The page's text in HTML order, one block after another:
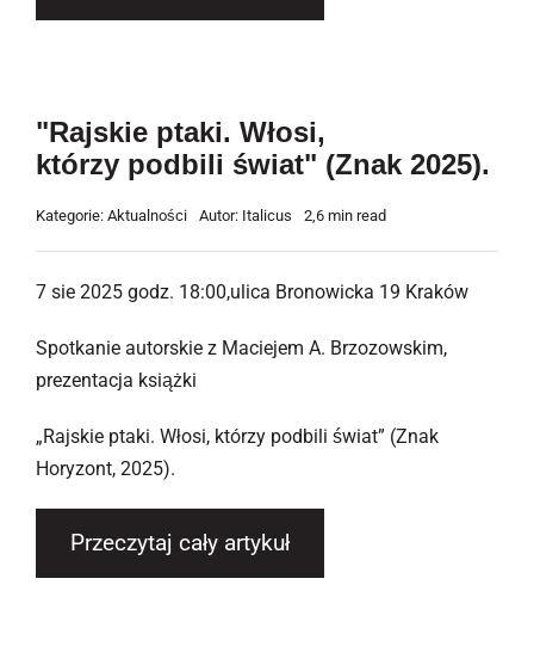
"Rajskie ptaki. Włosi,
którzy podbili świat" (Znak 2025).
Kategorie: Aktualności Autor: Italicus 2,6 min read
7 sie 2025 godz. 18:00,ulica Bronowicka 19 Kraków
Spotkanie autorskie z Maciejem A. Brzozowskim,
prezentacja książki
„Rajskie ptaki. Włosi, którzy podbili świat” (Znak
Horyzont, 2025).
Przeczytaj cały artykuł